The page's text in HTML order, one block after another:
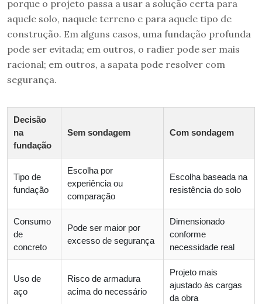
porque o projeto passa a usar a solução certa para
aquele solo, naquele terreno e para aquele tipo de
construção. Em alguns casos, uma fundação profunda
pode ser evitada; em outros, o radier pode ser mais
racional; em outros, a sapata pode resolver com
segurança.
Decisão
na
fundação
Sem sondagem Com sondagem
Tipo de
fundação
Escolha por
experiência ou
comparação
Escolha baseada na
resistência do solo
Consumo
de
concreto
Pode ser maior por
excesso de segurança
Dimensionado
conforme
necessidade real
Uso de
aço
Risco de armadura
acima do necessário
Projeto mais
ajustado às cargas
da obra